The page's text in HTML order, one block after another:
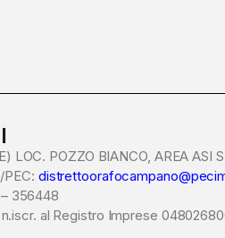
LOC. POZZO BIANCO, AREA ASI
356448
al Registro Imprese